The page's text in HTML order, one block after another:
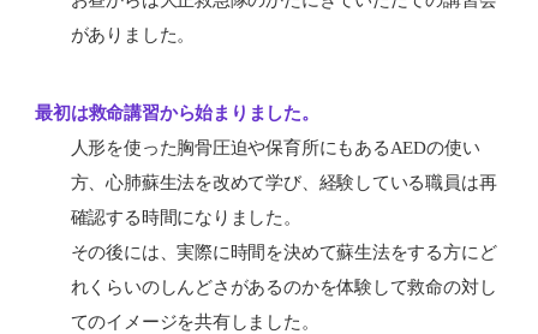
がありました。
最初は救命講習から始まりました。
人形を使った胸骨圧迫や保育所にもあるAEDの使い
方、心肺蘇生法を改めて学び、経験している職員は再
確認する時間になりました。
その後には、実際に時間を決めて蘇生法をする方にど
れくらいのしんどさがあるのかを体験して救命の対し
てのイメージを共有しました。